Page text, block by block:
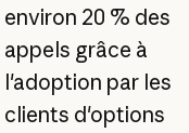
environ 20 % des
appels grâce à
l'adoption par les
clients d'options